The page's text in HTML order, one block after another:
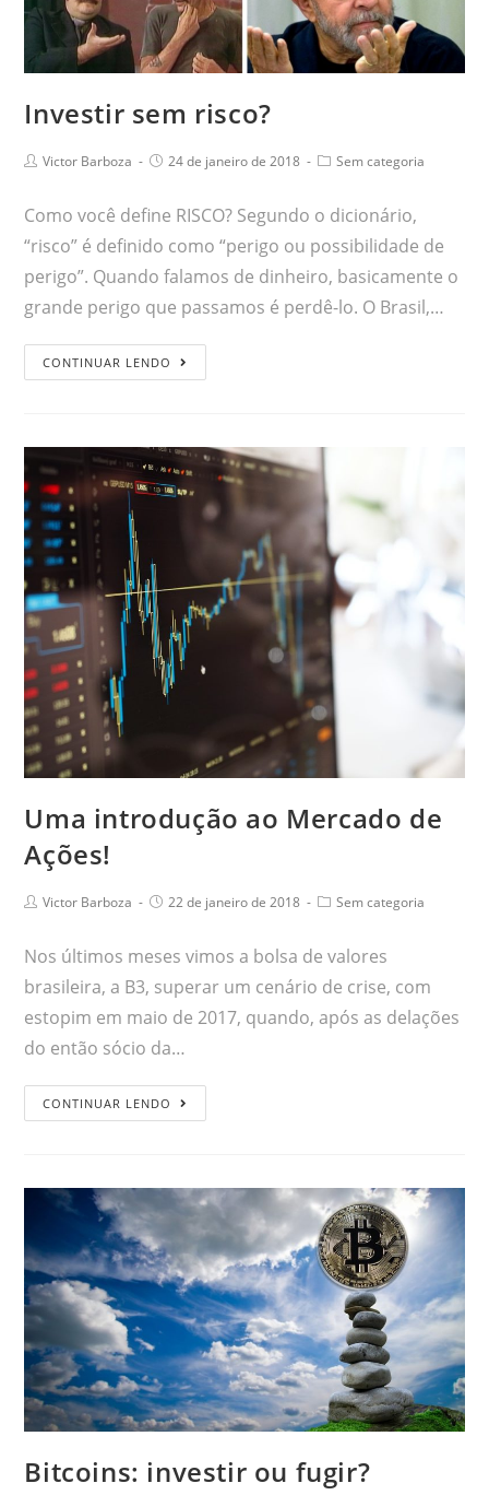
Investir sem risco?
Victor Barboza 24 de janeiro de 2018 Sem categoria
Como você define RISCO? Segundo o dicionário,
“risco” é definido como “perigo ou possibilidade de
perigo”. Quando falamos de dinheiro, basicamente o
grande perigo que passamos é perdê-lo. O Brasil,…
CONTINUAR LENDO
Uma introdução ao Mercado de
Ações!
Victor Barboza 22 de janeiro de 2018 Sem categoria
Nos últimos meses vimos a bolsa de valores
brasileira, a B3, superar um cenário de crise, com
estopim em maio de 2017, quando, após as delações
do então sócio da…
CONTINUAR LENDO
Bitcoins: investir ou fugir?